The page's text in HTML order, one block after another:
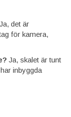
Ja, det är
för kamera,
Ja, skalet är tunt
inbyggda